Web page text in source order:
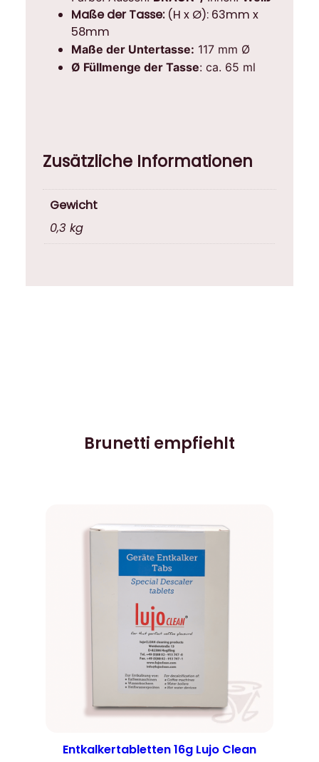
Maße der Tasse: (H x Ø): 63mm x
58mm
Maße der Untertasse: 117 mm Ø
Ø Füllmenge der Tasse: ca. 65 ml
Zusätzliche Informationen
Gewicht
0,3 kg
Brunetti empfiehlt
Entkalkertabletten 16g Lujo Clean